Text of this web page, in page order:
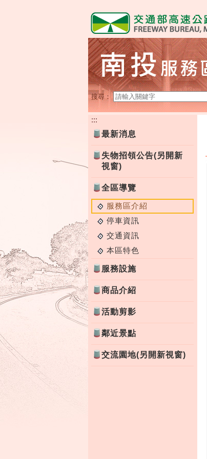
搜尋：
:::
最新消息
失物招領公告(另開新
視窗)
全區導覽
服務區介紹
停車資訊
交通資訊
本區特色
服務設施
商品介紹
活動剪影
鄰近景點
交流園地(另開新視窗)